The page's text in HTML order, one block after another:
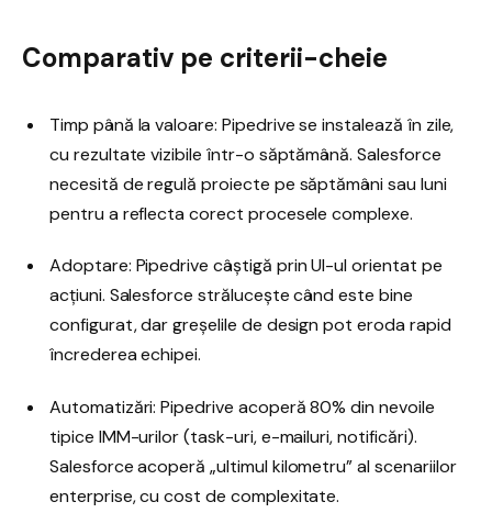
Comparativ pe criterii-cheie
Timp până la valoare: Pipedrive se instalează în zile,
cu rezultate vizibile într-o săptămână. Salesforce
necesită de regulă proiecte pe săptămâni sau luni
pentru a reflecta corect procesele complexe.
Adoptare: Pipedrive câștigă prin UI-ul orientat pe
acțiuni. Salesforce strălucește când este bine
configurat, dar greșelile de design pot eroda rapid
încrederea echipei.
Automatizări: Pipedrive acoperă 80% din nevoile
tipice IMM-urilor (task-uri, e-mailuri, notificări).
Salesforce acoperă „ultimul kilometru” al scenariilor
enterprise, cu cost de complexitate.